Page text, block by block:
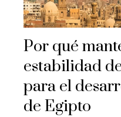
Por qué
estabilidad
para el
de Egipto